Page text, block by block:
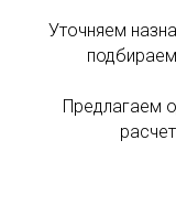
Уточняем
Предлагаем